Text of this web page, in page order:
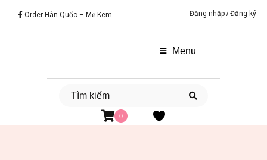
Order Hàn Quốc – Mẹ Kem Đăng nhập /Đăng ký
Menu
0